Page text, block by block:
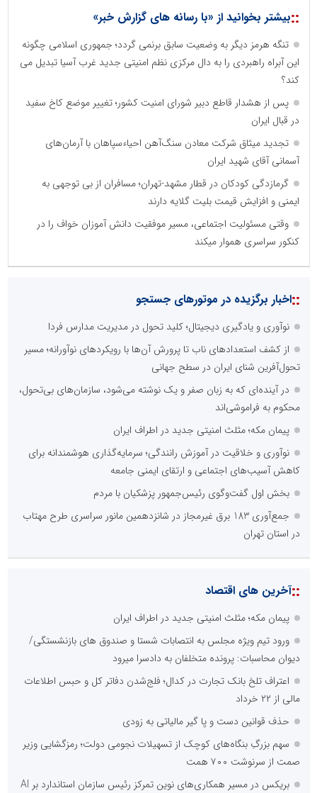
::بیشتر بخوانید از «با رسانه های گزارش خبر»
تنگه هرمز دیگر به وضعیت سابق برنمی گردد؛ جمهوری اسلامی چگونه
این آبراه راهبردی را به دال مرکزی نظم امنیتی جدید غرب آسیا تبدیل می
کند؟
پس از هشدار قاطع دبیر شورای امنیت کشور؛ تغییر موضع کاخ سفید
در قبال ایران
تجدید میثاق شرکت معادن سنگ‌آهن احیاءسپاهان با آرمان‌های
آسمانی آقای شهید ایران
گرمازدگی کودکان در قطار مشهد-تهران؛ مسافران از بی توجهی به
ایمنی و افزایش قیمت بلیت گلایه دارند
وقتی مسئولیت اجتماعی، مسیر موفقیت دانش آموزان خواف را در
کنکور سراسری هموار میکند
::اخبار برگزیده در موتورهای جستجو
نوآوری و یادگیری دیجیتال؛ کلید تحول در مدیریت مدارس فردا
از کشف استعدادهای ناب تا پرورش آن‌ها با رویکردهای نوآورانه؛ مسیر
تحول‌آفرین شنای ایران در سطح جهانی
در آینده‌ای که به زبان صفر و یک نوشته می‌شود، سازمان‌های بی‌تحول،
محکوم به فراموشی‌اند
پیمان مکه؛ مثلث امنیتی جدید در اطراف ایران
نوآوری و خلاقیت در آموزش رانندگی؛ سرمایه‌گذاری هوشمندانه برای
کاهش آسیب‌های اجتماعی و ارتقای ایمنی جامعه
بخش اول گفت‌وگوی رئیس‌جمهور پزشکیان با مردم
جمع‌آوری 183 برق غیرمجاز در شانزدهمین مانور سراسری طرح مهتاب
در استان تهران
::آخرین های اقتصاد
پیمان مکه؛ مثلث امنیتی جدید در اطراف ایران
ورود تیم ویژه مجلس به انتصابات شستا و صندوق های بازنشستگی/
دیوان محاسبات: پرونده متخلفان به دادسرا میرود
اعتراف تلخ بانک تجارت در کدال؛ فلج‌شدن دفاتر کل و حبس اطلاعات
مالی از ۲۲ خرداد
حذف قوانین دست و پا گیر مالیاتی به زودی
سهم بزرگِ بنگاه‌های کوچک از تسهیلات نجومی دولت؛ رمزگشایی وزیر
صمت از سرنوشت ۷۰۰ همت
بریکس در مسیر همکاری‌های نوین تمرکز رئیس سازمان استاندارد بر AI